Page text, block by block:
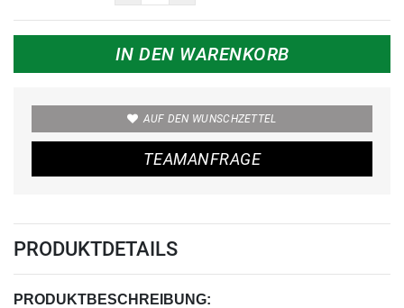
IN DEN WARENKORB
AUF DEN WUNSCHZETTEL
TEAMANFRAGE
PRODUKTDETAILS
PRODUKTBESCHREIBUNG: